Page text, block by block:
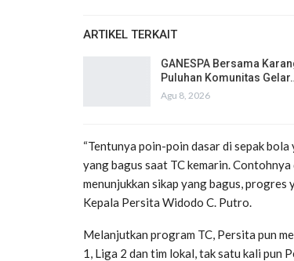
ARTIKEL TERKAIT
GANESPA Bersama
Puluhan Komunitas
Agu 8, 2026
“Tentunya poin-poin dasar di sepak
yang bagus saat TC kemarin.
menunjukkan sikap yang bagus, progres
Kepala Persita Widodo C. Putro.
Melanjutkan program TC, Persita pun
1, Liga 2 dan tim lokal, tak satu kali pun